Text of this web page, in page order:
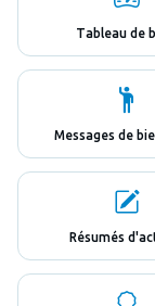
Tableau de
Messages de
Résumés